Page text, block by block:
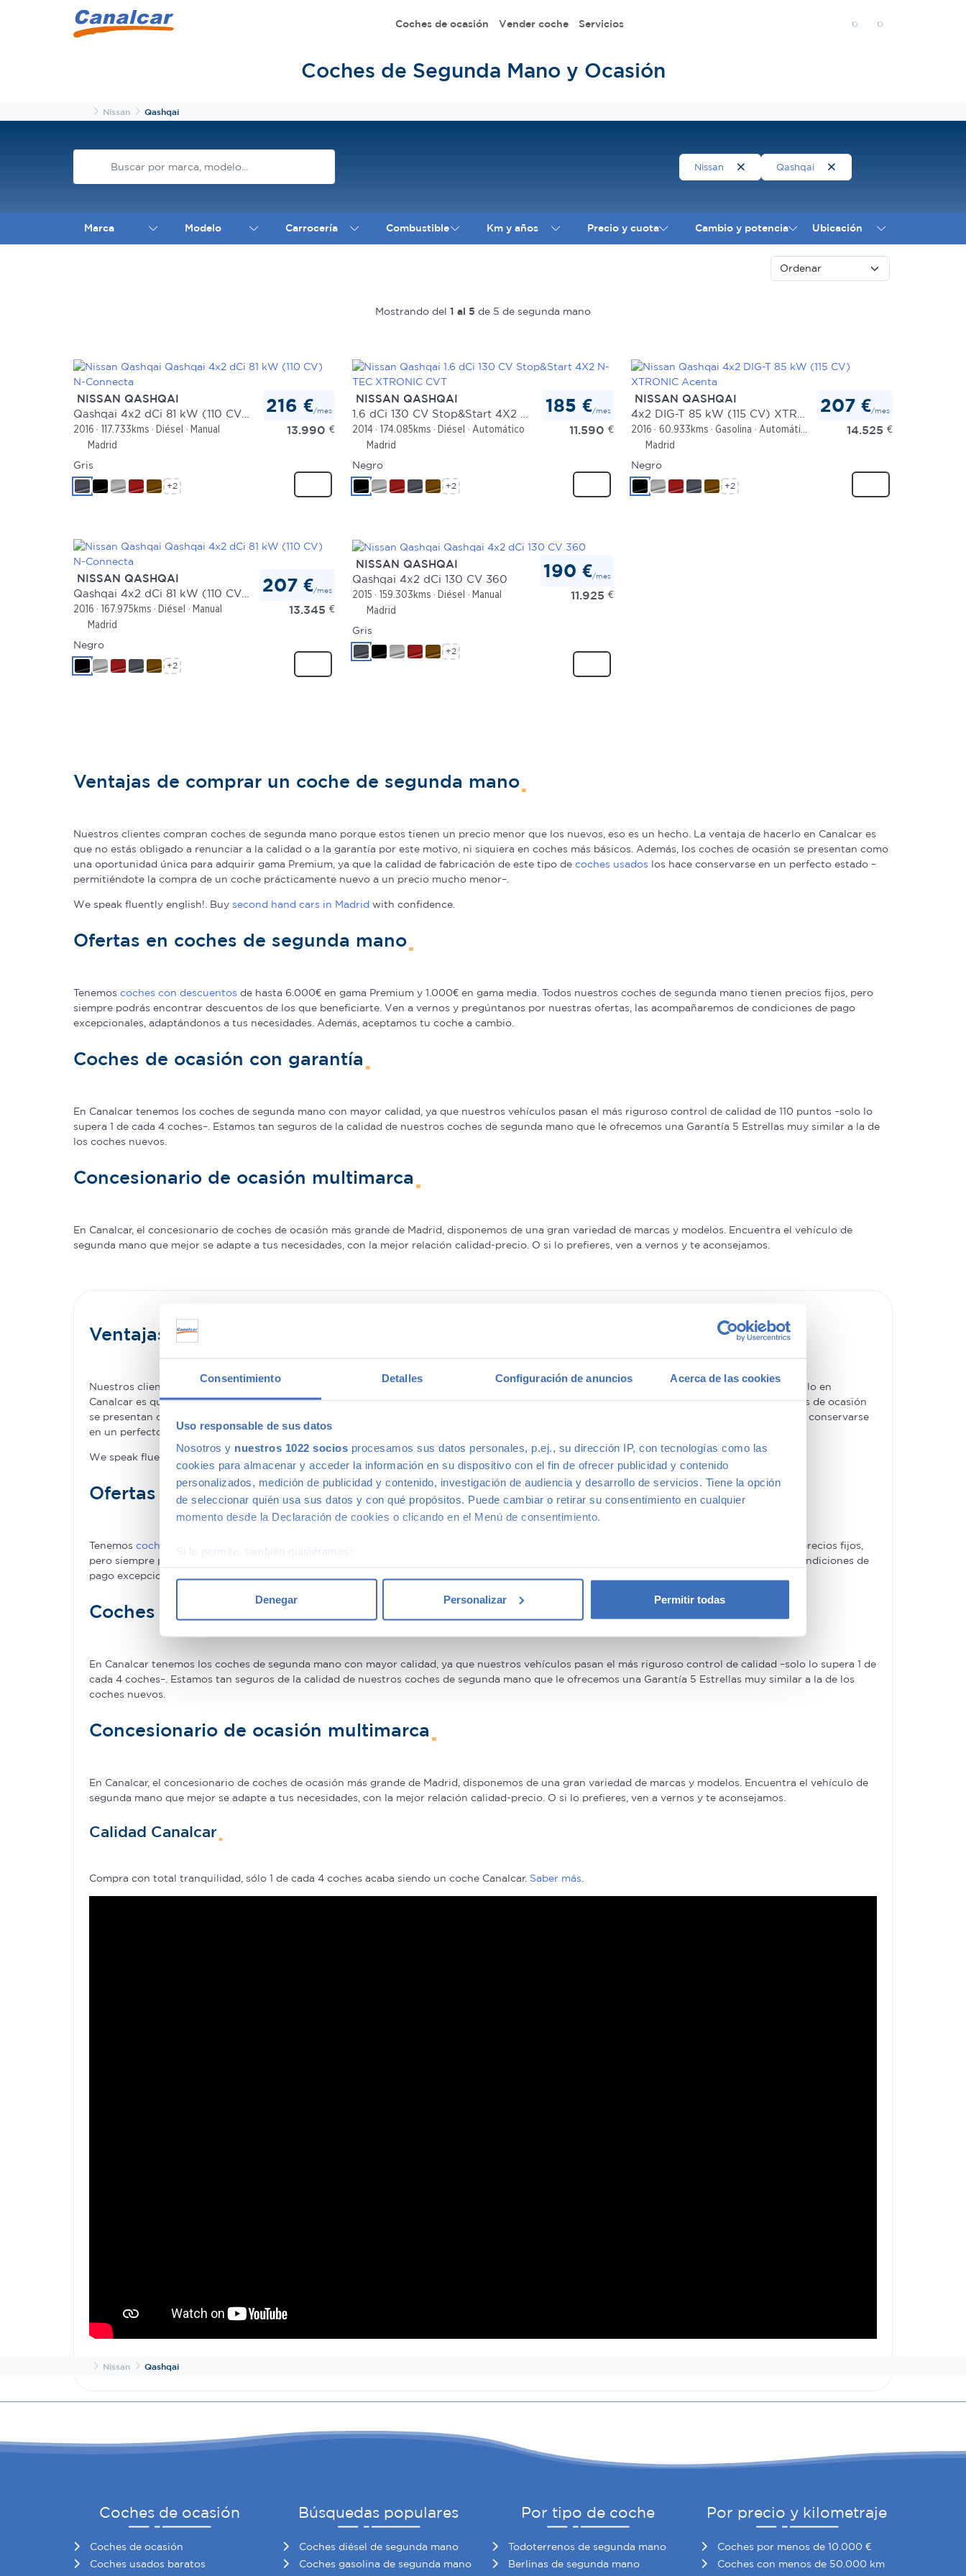
Consentimiento Detalles Configuración de anuncios Acerca de las cookies
Uso responsable de sus datos
Nosotros y nuestros 1022 socios procesamos sus datos personales, p.ej., su dirección IP, con tecnologías como las
cookies para almacenar y acceder la información en su dispositivo con el fin de ofrecer publicidad y contenido
personalizados, medición de publicidad y contenido, investigación de audiencia y desarrollo de servicios. Tiene la opción
de seleccionar quién usa sus datos y con qué propósitos. Puede cambiar o retirar su consentimiento en cualquier
momento desde la Declaración de cookies o clicando en el Menú de consentimiento.
Si lo permite, también quisiéramos:
Obtenga más información sobre cómo se procesan sus datos personales y establezca sus preferencias en la
Las cookies de este sitio web se usan para personalizar el contenido y los anuncios, ofrecer funciones de redes sociales
y analizar el tráfico. Además, compartimos información sobre el uso que haga del sitio web con nuestros partners de
Denegar Personalizar Permitir todas
Coches de ocasión Vender coche Servicios
Coches de Segunda Mano y Ocasión
InicioNissan Qashqai
Nissan Qashqai
Marca Modelo Carrocería Combustible Km y años Precio y cuota Cambio y potencia Ubicación
Mostrando del 1 al 5 de 5 de segunda mano
NISSAN QASHQAI
Qashqai 4x2 dCi 81 kW (110 CV) N-Connecta
2016 117.733kms Diésel
Manual
Madrid
216 €/mes
13.990 €
Gris
+2
NISSAN QASHQAI
1.6 dCi 130 CV Stop&Start 4X2 N-TEC XTRONIC CVT
2014 174.085kms Diésel
Automático
Madrid
185 €/mes
11.590 €
Negro
+2
NISSAN QASHQAI
4x2 DIG-T 85 kW (115 CV) XTRONIC Acenta
2016 60.933kms Gasolina
Automático
Madrid
207 €/mes
14.525 €
Negro
+2
NISSAN QASHQAI
Qashqai 4x2 dCi 81 kW (110 CV) N-Connecta
2016 167.975kms Diésel
Manual
Madrid
207 €/mes
13.345 €
Negro
+2
NISSAN QASHQAI
Qashqai 4x2 dCi 130 CV 360
2015 159.303kms Diésel
Manual
Madrid
190 €/mes
11.925 €
Gris
+2
Ventajas de comprar un coche de segunda mano
Nuestros clientes compran coches de segunda mano porque estos tienen un precio menor que los nuevos, eso es un hecho. La ventaja de hacerlo en Canalcar es
que no estás obligado a renunciar a la calidad o a la garantía por este motivo, ni siquiera en coches más básicos. Además, los coches de ocasión se presentan como
una oportunidad única para adquirir gama Premium, ya que la calidad de fabricación de este tipo de coches usados los hace conservarse en un perfecto estado –
permitiéndote la compra de un coche prácticamente nuevo a un precio mucho menor–.
We speak fluently english!. Buy second hand cars in Madrid with confidence.
Ofertas en coches de segunda mano
Tenemos coches con descuentos de hasta 6.000€ en gama Premium y 1.000€ en gama media. Todos nuestros coches de segunda mano tienen precios fijos, pero
siempre podrás encontrar descuentos de los que beneficiarte. Ven a vernos y pregúntanos por nuestras ofertas, las acompañaremos de condiciones de pago
excepcionales, adaptándonos a tus necesidades. Además, aceptamos tu coche a cambio.
Coches de ocasión con garantía
En Canalcar tenemos los coches de segunda mano con mayor calidad, ya que nuestros vehículos pasan el más riguroso control de calidad de 110 puntos –solo lo
supera 1 de cada 4 coches–. Estamos tan seguros de la calidad de nuestros coches de segunda mano que le ofrecemos una Garantía 5 Estrellas muy similar a la de
los coches nuevos.
Concesionario de ocasión multimarca
En Canalcar, el concesionario de coches de ocasión más grande de Madrid, disponemos de una gran variedad de marcas y modelos. Encuentra el vehículo de
segunda mano que mejor se adapte a tus necesidades, con la mejor relación calidad-precio. O si lo prefieres, ven a vernos y te aconsejamos.
Ventajas de comprar un coche de segunda mano
Nuestros clientes compran coches de segunda mano porque estos tienen un precio menor que los nuevos, eso es un hecho. La ventaja de hacerlo en
Canalcar es que no estás obligado a renunciar a la calidad o a la garantía por este motivo, ni siquiera en coches más básicos. Además, los coches de ocasión
se presentan como una oportunidad única para adquirir gama Premium, ya que la calidad de fabricación de este tipo de
los hace conservarse
en un perfecto estado –permitiéndote la compra de un coche prácticamente nuevo a un precio mucho menor–.
We speak fluently english!. Buy second hand cars in Madrid with confidence.
Ofertas en coches de segunda mano
Tenemos coches con descuentos
de hasta 6.000€ en gama Premium y 1.000€ en gama media. Todos nuestros coches de segunda mano tienen precios fijos,
pero siempre podrás encontrar descuentos de los que beneficiarte. Ven a vernos y pregúntanos por nuestras ofertas, las acompañaremos de condiciones de
pago excepcionales, adaptándonos a tus necesidades. Además, aceptamos tu coche a cambio.
Coches de ocasión con garantía
En Canalcar tenemos los coches de segunda mano con mayor calidad, ya que nuestros vehículos pasan el más riguroso control de calidad –solo lo supera 1 de
cada 4 coches–. Estamos tan seguros de la calidad de nuestros coches de segunda mano que le ofrecemos una Garantía 5 Estrellas muy similar a la de los
coches nuevos.
Concesionario de ocasión multimarca
En Canalcar, el concesionario de coches de ocasión más grande de Madrid, disponemos de una gran variedad de marcas y modelos. Encuentra el vehículo de
segunda mano que mejor se adapte a tus necesidades, con la mejor relación calidad-precio. O si lo prefieres, ven a vernos y te aconsejamos.
Calidad Canalcar
Compra con total tranquilidad, sólo 1 de cada 4 coches acaba siendo un coche Canalcar. Saber más
InicioNissan Qashqai
Coches de ocasión
Coches de ocasión
Coches usados baratos
Búsquedas populares
Coches diésel de segunda mano
Coches gasolina de segunda mano
Por tipo de coche
Todoterrenos de segunda mano
Berlinas de segunda mano
Por precio y kilometraje
Coches por menos de 10.000 €
Coches con menos de 50.000 km